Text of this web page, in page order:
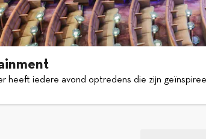
heeft iedere avond optredens die zijn